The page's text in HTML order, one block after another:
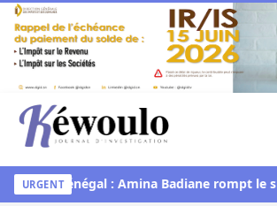
Aller au contenu
Kéwoulo, le premier site
URGENT
Miss Sénégal : Amina Badiane rompt le